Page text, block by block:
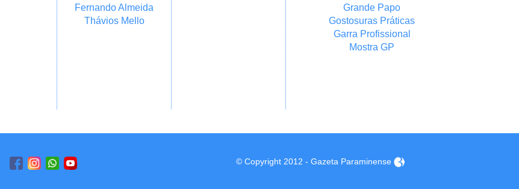
Fernando Almeida
Thávios Mello
Grande Papo
Gostosuras Práticas
Garra Profissional
Mostra GP
© Copyright 2012 - Gazeta Paraminense